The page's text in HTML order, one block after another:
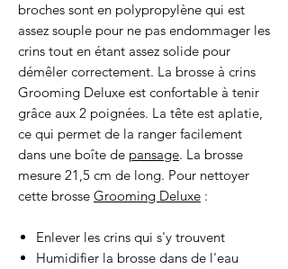
broches sont en polypropylène qui est
assez souple pour ne pas endommager les
crins tout en étant assez solide pour
démêler correctement. La brosse à crins
Grooming Deluxe est confortable à tenir
grâce aux 2 poignées. La tête est aplatie,
ce qui permet de la ranger facilement
dans une boîte de pansage. La brosse
mesure 21,5 cm de long. Pour nettoyer
cette brosse Grooming Deluxe :
Enlever les crins qui s'y trouvent
Humidifier la brosse dans de l'eau